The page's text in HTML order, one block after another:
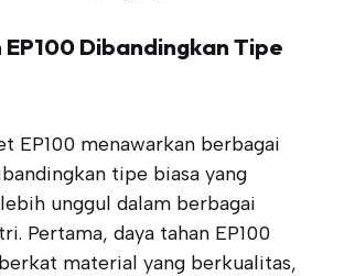
EP100 Dibandingkan Tipe
EP100 menawarkan berbagai
tipe biasa yang
unggul dalam berbagai
Pertama, daya tahan EP100
material yang berkualitas,